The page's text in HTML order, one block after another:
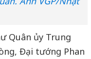
Quân ủy Trung
Đại tướng Phan